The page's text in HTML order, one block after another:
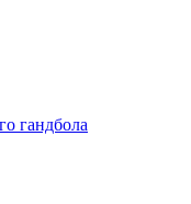
гандбола